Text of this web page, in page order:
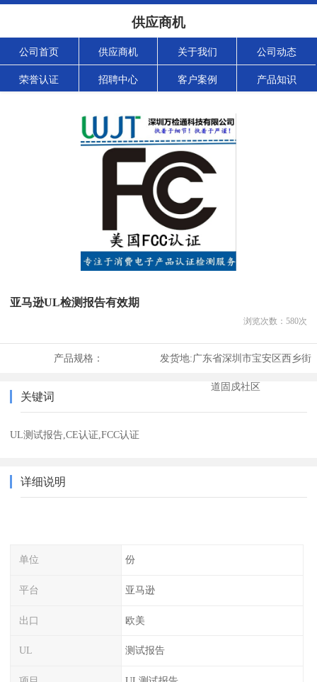
供应商机
公司首页 供应商机 关于我们 公司动态
荣誉认证 招聘中心 客户案例 产品知识
亚马逊UL检测报告有效期
浏览次数： 580次
产品规格： 发货地:广东省深圳市宝安区西乡街
道固戍社区
关键词
UL测试报告,CE认证,FCC认证
详细说明
单位 份
平台 亚马逊
出口 欧美
UL 测试报告